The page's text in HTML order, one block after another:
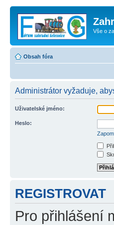
Vše o
Obsah fóra
Administrátor vyžaduje,
Uživatelské jméno:
Heslo:
REGISTROVAT
Pro přihlášení